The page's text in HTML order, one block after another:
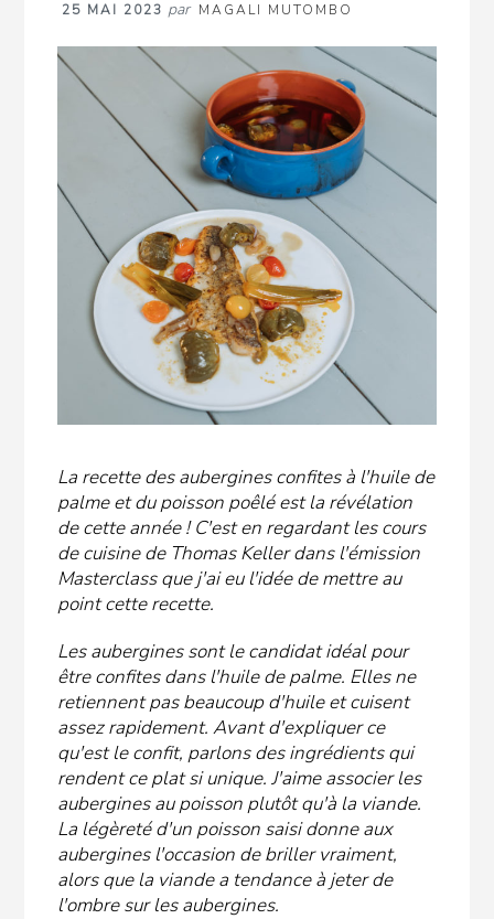
25 MAI 2023 par MAGALI MUTOMBO
La recette des aubergines confites à l'huile de
palme et du poisson poêlé est la révélation
de cette année ! C'est en regardant les cours
de cuisine de Thomas Keller dans l'émission
Masterclass que j'ai eu l'idée de mettre au
point cette recette.
Les aubergines sont le candidat idéal pour
être confites dans l'huile de palme. Elles ne
retiennent pas beaucoup d'huile et cuisent
assez rapidement. Avant d'expliquer ce
qu'est le confit, parlons des ingrédients qui
rendent ce plat si unique. J'aime associer les
aubergines au poisson plutôt qu'à la viande.
La légèreté d'un poisson saisi donne aux
aubergines l'occasion de briller vraiment,
alors que la viande a tendance à jeter de
l'ombre sur les aubergines.